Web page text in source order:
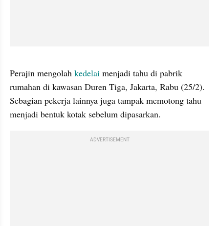
Perajin mengolah kedelai menjadi tahu di pabrik
rumahan di kawasan Duren Tiga, Jakarta, Rabu (25/2).
Sebagian pekerja lainnya juga tampak memotong tahu
menjadi bentuk kotak sebelum dipasarkan.
ADVERTISEMENT